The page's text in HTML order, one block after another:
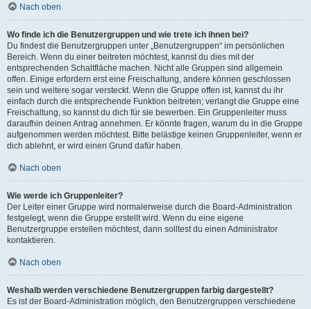
Nach oben
Wo finde ich die Benutzergruppen und wie trete ich ihnen bei?
Du findest die Benutzergruppen unter „Benutzergruppen“ im persönlichen
Bereich. Wenn du einer beitreten möchtest, kannst du dies mit der
entsprechenden Schaltfläche machen. Nicht alle Gruppen sind allgemein
offen. Einige erfordern erst eine Freischaltung, andere können geschlossen
sein und weitere sogar versteckt. Wenn die Gruppe offen ist, kannst du ihr
einfach durch die entsprechende Funktion beitreten; verlangt die Gruppe eine
Freischaltung, so kannst du dich für sie bewerben. Ein Gruppenleiter muss
daraufhin deinen Antrag annehmen. Er könnte fragen, warum du in die Gruppe
aufgenommen werden möchtest. Bitte belästige keinen Gruppenleiter, wenn er
dich ablehnt, er wird einen Grund dafür haben.
Nach oben
Wie werde ich Gruppenleiter?
Der Leiter einer Gruppe wird normalerweise durch die Board-Administration
festgelegt, wenn die Gruppe erstellt wird. Wenn du eine eigene
Benutzergruppe erstellen möchtest, dann solltest du einen Administrator
kontaktieren.
Nach oben
Weshalb werden verschiedene Benutzergruppen farbig dargestellt?
Es ist der Board-Administration möglich, den Benutzergruppen verschiedene